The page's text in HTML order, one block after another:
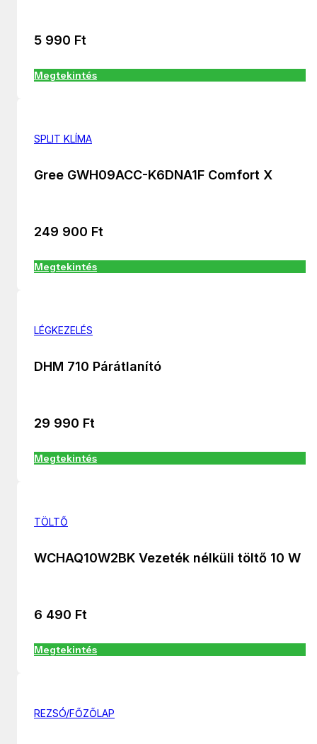
5 990 Ft
Megtekintés
SPLIT KLÍMA
Gree GWH09ACC-K6DNA1F Comfort X
249 900 Ft
Megtekintés
LÉGKEZELÉS
DHM 710 Párátlanító
29 990 Ft
Megtekintés
TÖLTŐ
WCHAQ10W2BK Vezeték nélküli töltő 10 W
6 490 Ft
Megtekintés
REZSÓ/FŐZŐLAP